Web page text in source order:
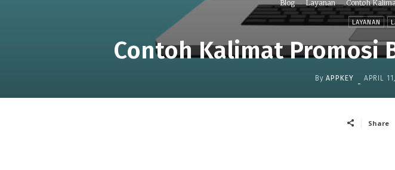
Blog Layanan Contoh
LAYANAN
Contoh Kalimat Promosi
By APPKEY - APRIL
Share